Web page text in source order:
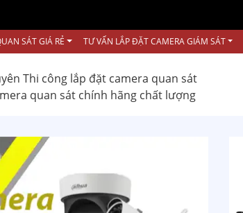
SÁT GIÁ RẺ TƯ VẤN LẮP ĐẶT CAMERA GIÁM SÁT
Thi công lắp đặt camera quan sát
quan sát chính hãng chất lượng